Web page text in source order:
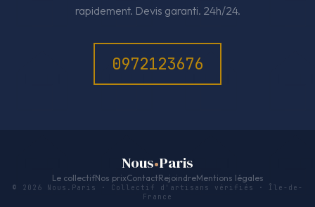
rapidement. Devis garanti. 24h/24.
0972123676
Nous Paris
Le collectifNos prixContactRejoindreMentions légales
© 2026 Nous.Paris · Collectif d'artisans vérifiés · Île-de-
France